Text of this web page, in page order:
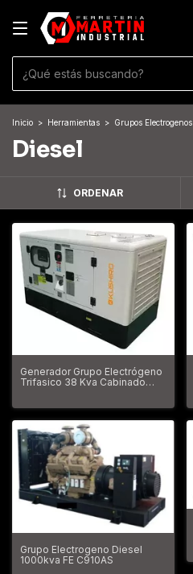
Inicio > Herramientas > Grupos Electrogenos
Diesel
ORDENAR
Generador Grupo Electrógeno
Trifasico 38 Kva Cabinado
Grupo Electrogeno Diesel
1000kva FE C910AS